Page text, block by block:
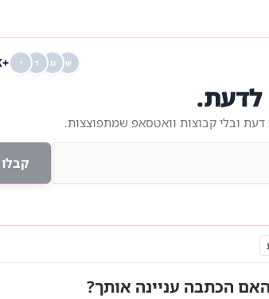
ש מ ד י +68K
לדעת.
ובלי קבוצות וואטסאפ שמתפוצצות.
האם הכתבה עניינה אותך?